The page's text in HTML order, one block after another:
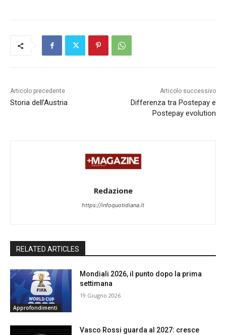
Articolo precedente
Storia dell’Austria
Articolo successivo
Differenza tra Postepay e
Postepay evolution
Redazione
https://infoquotidiana.it
RELATED ARTICLES
Approfondimenti
Mondiali 2026, il punto dopo la prima
settimana
19 Giugno 2026
Vasco Rossi guarda al 2027: cresce